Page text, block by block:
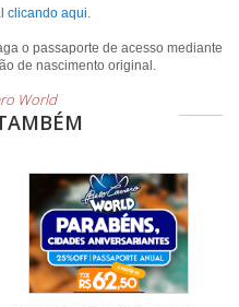
clicando aqui.
o passaporte de acesso mediante
de nascimento original.
World